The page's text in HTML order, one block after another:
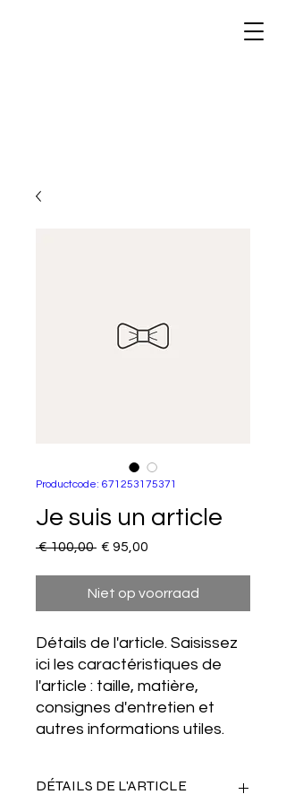
Productcode: 671253175371
Je suis un article
€ 100,00 Normale prijs
€ 95,00
Niet op voorraad
Détails de l'article. Saisissez
ici les caractéristiques de
l'article : taille, matière,
consignes d'entretien et
autres informations utiles.
DÉTAILS DE L'ARTICLE